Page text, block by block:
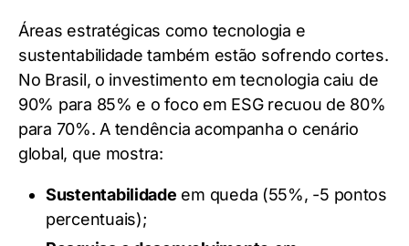
Áreas estratégicas como tecnologia e
sustentabilidade também estão sofrendo cortes.
No Brasil, o investimento em tecnologia caiu de
90% para 85% e o foco em ESG recuou de 80%
para 70%. A tendência acompanha o cenário
global, que mostra:
Sustentabilidade em queda (55%, -5 pontos
percentuais);